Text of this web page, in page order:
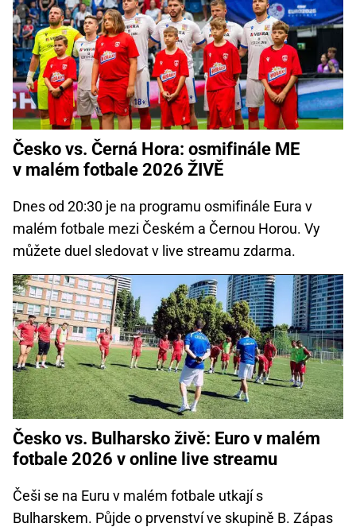
Česko vs. Černá Hora: osmifinále ME
v malém fotbale 2026 ŽIVĚ
Dnes od 20:30 je na programu osmifinále Eura v
malém fotbale mezi Českém a Černou Horou. Vy
můžete duel sledovat v live streamu zdarma.
Česko vs. Bulharsko živě: Euro v malém
fotbale 2026 v online live streamu
Češi se na Euru v malém fotbale utkají s
Bulharskem. Půjde o prvenství ve skupině B. Zápas